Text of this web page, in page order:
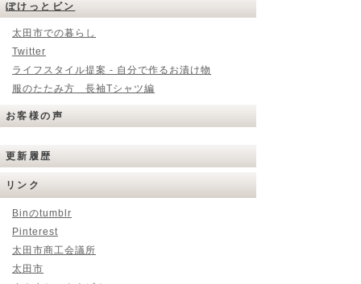
ぽけっとビン
太田市での暮らし
Twitter
ライフスタイル提案 - 自分で作るお漬け物
服のたたみ方 長袖Tシャツ編
お客様の声
更新履歴
リンク
Binのtumblr
Pinterest
太田市商工会議所
太田市